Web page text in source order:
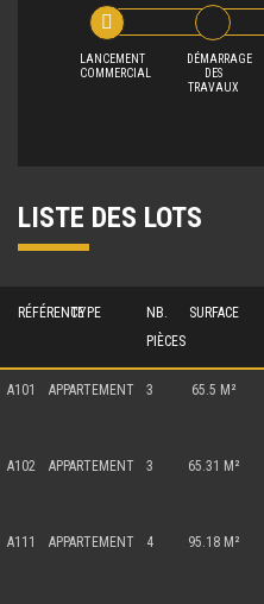
LANCEMENT
COMMERCIAL
DÉMARRAGE
DES
TRAVAUX
LISTE DES LOTS
RÉFÉRENCETYPE
NB.
PIÈCES
SURFACE
A101 APPARTEMENT 3 65.5 M²
A102 APPARTEMENT 3 65.31 M²
A111 APPARTEMENT 4 95.18 M²